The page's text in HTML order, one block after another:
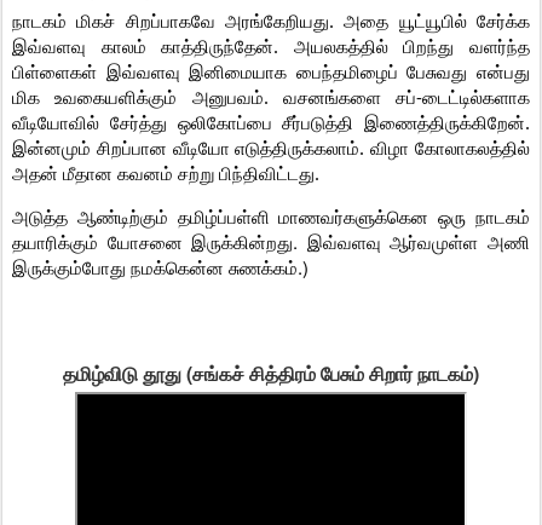
நாடகம் மிகச் சிறப்பாகவே அரங்கேறியது. அதை யூட்யூபில் சேர்க்க
இவ்வளவு காலம் காத்திருந்தேன். அயலகத்தில் பிறந்து வளர்ந்த
பிள்ளைகள் இவ்வளவு இனிமையாக பைந்தமிழைப் பேசுவது என்பது
மிக உவகையளிக்கும் அனுபவம். வசனங்களை சப்-டைட்டில்களாக
வீடியோவில் சேர்த்து ஒலிகோப்பை சீர்படுத்தி இணைத்திருக்கிறேன்.
இன்னமும் சிறப்பான வீடியோ எடுத்திருக்கலாம். விழா கோலாகலத்தில்
அதன் மீதான கவனம் சற்று பிந்திவிட்டது.
அடுத்த ஆண்டிற்கும் தமிழ்ப்பள்ளி மாணவர்களுக்கென ஒரு நாடகம்
தயாரிக்கும் யோசனை இருக்கின்றது. இவ்வளவு ஆர்வமுள்ள அணி
இருக்கும்போது நமக்கென்ன சுணக்கம்.)
தமிழ்விடு தூது (சங்கச் சித்திரம் பேசும் சிறார் நாடகம்)